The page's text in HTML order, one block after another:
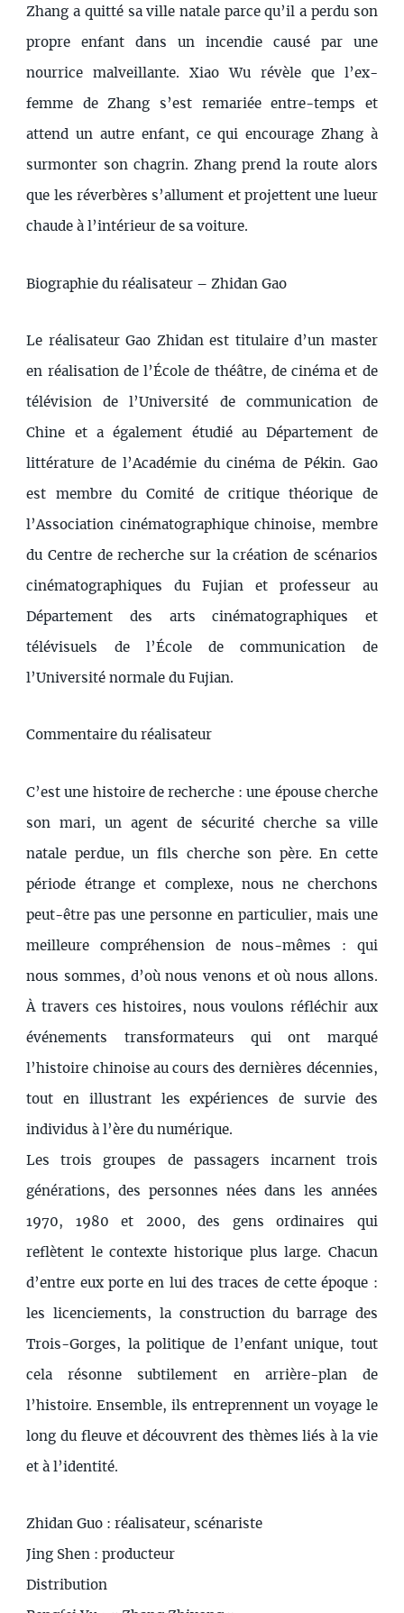
Zhang a quitté sa ville natale parce qu’il a perdu son
propre enfant dans un incendie causé par une
nourrice malveillante. Xiao Wu révèle que l’ex-
femme de Zhang s’est remariée entre-temps et
attend un autre enfant, ce qui encourage Zhang à
surmonter son chagrin. Zhang prend la route alors
que les réverbères s’allument et projettent une lueur
chaude à l’intérieur de sa voiture.
Biographie du réalisateur – Zhidan Gao
Le réalisateur Gao Zhidan est titulaire d’un master
en réalisation de l’École de théâtre, de cinéma et de
télévision de l’Université de communication de
Chine et a également étudié au Département de
littérature de l’Académie du cinéma de Pékin. Gao
est membre du Comité de critique théorique de
l’Association cinématographique chinoise, membre
du Centre de recherche sur la création de scénarios
cinématographiques du Fujian et professeur au
Département des arts cinématographiques et
télévisuels de l’École de communication de
l’Université normale du Fujian.
Commentaire du réalisateur
C’est une histoire de recherche : une épouse cherche
son mari, un agent de sécurité cherche sa ville
natale perdue, un fils cherche son père. En cette
période étrange et complexe, nous ne cherchons
peut-être pas une personne en particulier, mais une
meilleure compréhension de nous-mêmes : qui
nous sommes, d’où nous venons et où nous allons.
À travers ces histoires, nous voulons réfléchir aux
événements transformateurs qui ont marqué
l’histoire chinoise au cours des dernières décennies,
tout en illustrant les expériences de survie des
individus à l’ère du numérique.
Les trois groupes de passagers incarnent trois
générations, des personnes nées dans les années
1970, 1980 et 2000, des gens ordinaires qui
reflètent le contexte historique plus large. Chacun
d’entre eux porte en lui des traces de cette époque :
les licenciements, la construction du barrage des
Trois-Gorges, la politique de l’enfant unique, tout
cela résonne subtilement en arrière-plan de
l’histoire. Ensemble, ils entreprennent un voyage le
long du fleuve et découvrent des thèmes liés à la vie
et à l’identité.
Zhidan Guo : réalisateur, scénariste
Jing Shen : producteur
Distribution